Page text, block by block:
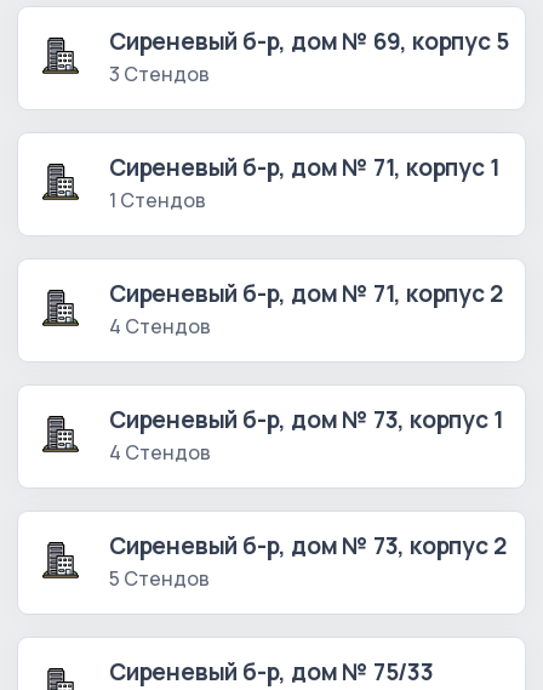
Сиреневый б-р, дом № 69, корпус 5
3 Стендов
Сиреневый б-р, дом № 71, корпус 1
1 Стендов
Сиреневый б-р, дом № 71, корпус 2
4 Стендов
Сиреневый б-р, дом № 73, корпус 1
4 Стендов
Сиреневый б-р, дом № 73, корпус 2
5 Стендов
Сиреневый б-р, дом № 75/33